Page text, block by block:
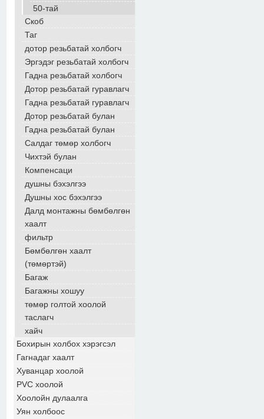
50-тай
Скоб
Таг
дотор резьбатай холбогч
Эргэдэг резьбатай холбогч
Гадна резьбатай холбогч
Дотор резьбатай гуравлагч
Гадна резьбатай гуравлагч
Дотор резьбатай булан
Гадна резьбатай булан
Салдаг төмөр холбогч
Чихтэй булан
Компенсаци
душны бэхэлгээ
Душны хос бэхэлгээ
Далд монтажны бөмбөлгөн
хаалт
фильтр
Бөмбөлгөн хаалт
(төмөртэй)
Багаж
Багажны хошуу
төмөр голтой хоолой
таслагч
хайч
Бохирын холбох хэрэгсэл
Гагнадаг хаалт
Хуванцар хоолой
PVC хоолой
Хоолойн дулаалга
Уян холбоос